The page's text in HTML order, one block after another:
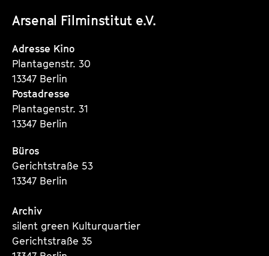
e
r
s
Arsenal Filminstitut e.V.
Instagram
Seite
Instagram
Seite
Instagram
Adresse Kino
Plantagenstr. 30
13347 Berlin
Postadresse
Plantagenstr. 31
13347 Berlin
Büros
Gerichtstraße 53
13347 Berlin
Archiv
silent green Kulturquartier
Gerichtstraße 35